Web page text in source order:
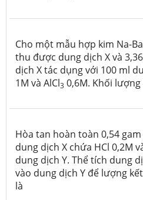
Cho một mẫu hợp kim Na-
thu được dung dịch X và
dịch X tác dụng với 100 ml
1M và AlCl3 0,6M. Khối
Hòa tan hoàn toàn 0,54
dung dịch X chứa HCl 0,2M
dung dịch Y. Thể tích dung
vào dung dịch Y để lượng
là